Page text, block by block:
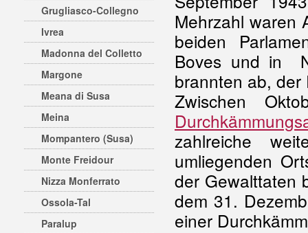
Grugliasco-Collegno
Ivrea
Madonna del Colletto
Margone
Meana di Susa
Meina
Mompantero (Susa)
Monte Freidour
Nizza Monferrato
Ossola-Tal
Paralup
Mehrzahl waren
beiden
Boves und in
brannten ab,
Zwischen
zahlreiche
umliegenden
der Gewalttaten
dem 31.
einer